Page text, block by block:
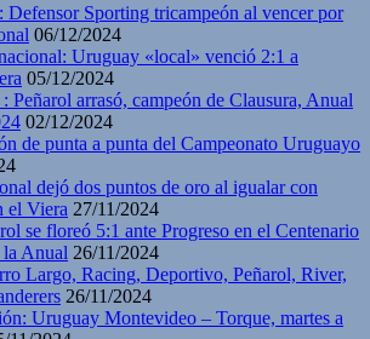
Defensor Sporting tricampeón al vencer por
06/12/2024
Uruguay «local» venció 2:1 a
05/12/2024
Peñarol arrasó, campeón de Clausura, Anual
02/12/2024
de punta a punta del Campeonato Uruguayo
dejó dos puntos de oro al igualar con
el Viera 27/11/2024
se floreó 5:1 ante Progreso en el Centenario
la Anual 26/11/2024
Largo, Racing, Deportivo, Peñarol, River,
26/11/2024
Uruguay Montevideo – Torque, martes a